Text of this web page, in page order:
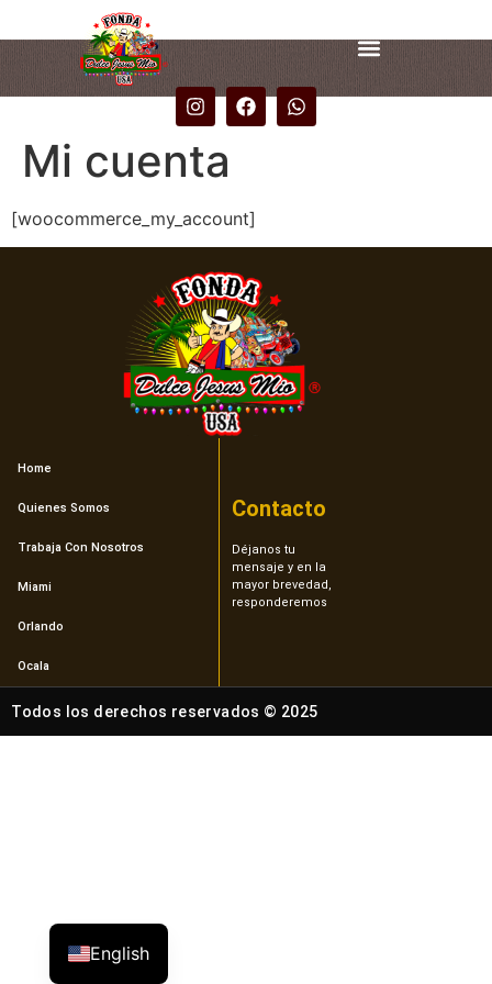
Mi cuenta
[woocommerce_my_account]
Home
Quienes Somos
Trabaja Con Nosotros
Miami
Orlando
Ocala
Contacto
Déjanos tu
mensaje y en la
mayor brevedad,
responderemos
Todos los derechos reservados © 2025
English